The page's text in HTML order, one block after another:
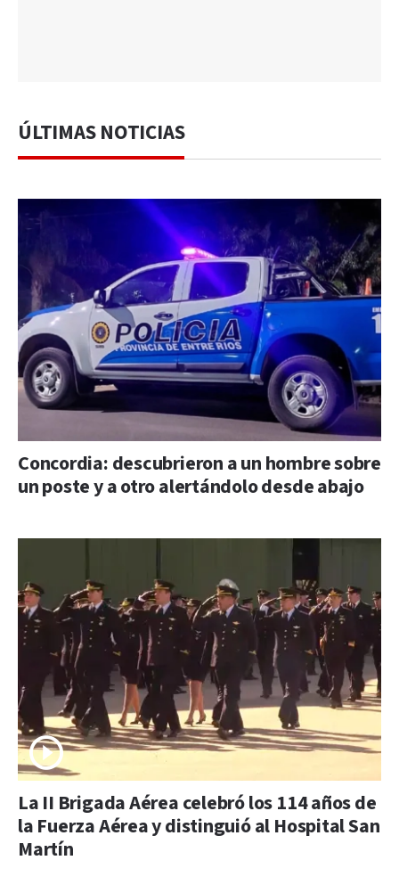
ÚLTIMAS NOTICIAS
Concordia: descubrieron a un hombre sobre
un poste y a otro alertándolo desde abajo
La II Brigada Aérea celebró los 114 años de
la Fuerza Aérea y distinguió al Hospital San
Martín